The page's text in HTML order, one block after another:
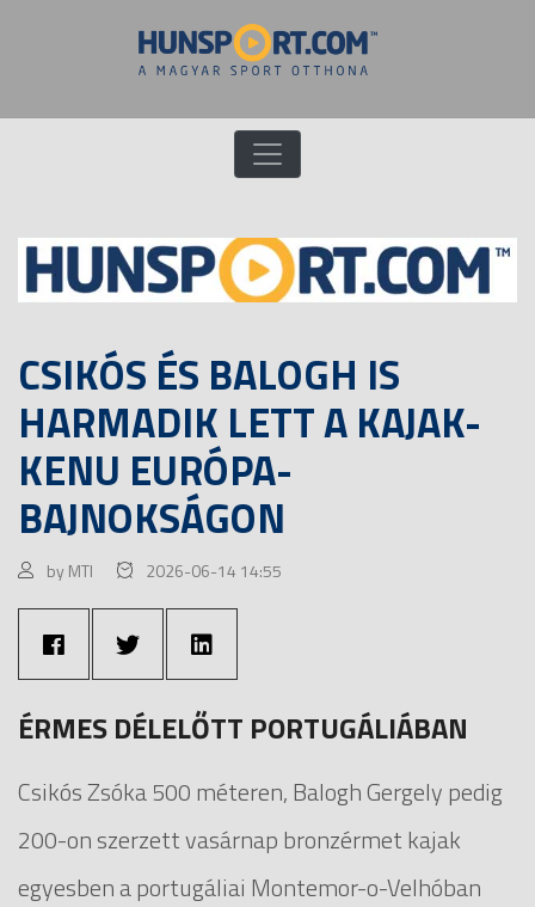
CSIKÓS ÉS BALOGH IS
HARMADIK LETT A KAJAK-
KENU EURÓPA-
BAJNOKSÁGON
by MTI 2026-06-14 14:55
ÉRMES DÉLELŐTT PORTUGÁLIÁBAN
Csikós Zsóka 500 méteren, Balogh Gergely pedig
200-on szerzett vasárnap bronzérmet kajak
egyesben a portugáliai Montemor-o-Velhóban